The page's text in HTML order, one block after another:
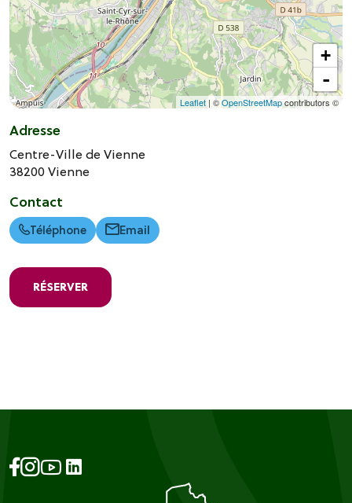
+
-
Leaflet | ©OpenStreetMapcontributors ©
Adresse
Centre-Ville de Vienne
38200Vienne
Contact
Téléphone Email
RÉSERVER